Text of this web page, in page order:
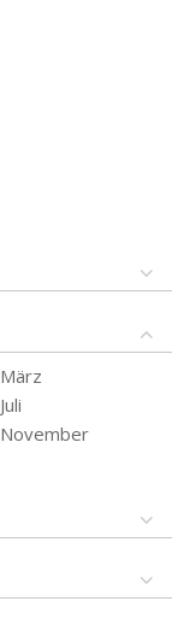
März
Juli
November